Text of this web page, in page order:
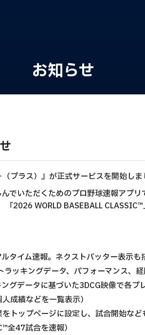
お知らせ
プラス）』が正式サービスを開始しま
でいただくためのプロ野球速報アプリ
2026 WORLD BASEBALL CLASSIC™
タイム速報。ネクストバッター表示も
ッキングデータ、パフォーマンス、経
グデータに基づいた3DCG映像で各プ
成績などを一覧表示）
トップページに設定し、試合開始など
全47試合を速報）